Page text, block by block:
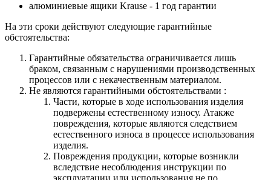
алюминиевые ящики Krause - 1 год гарантии
На эти сроки действуют следующие гарантийные
обстоятельства:
Гарантийные обязательства ограничивается лишь
браком, связанным с нарушениями производственных
процессов или с некачественным материалом.
Не являются гарантийными обстоятельствами :
Части, которые в ходе использования изделия
подвержены естественному износу. Атакже
повреждения, которые являются следствием
естественного износа в процессе использования
изделия.
Повреждения продукции, которые возникли
вследствие несоблюдения инструкции по